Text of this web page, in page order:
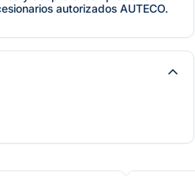
autorizados AUTECO.